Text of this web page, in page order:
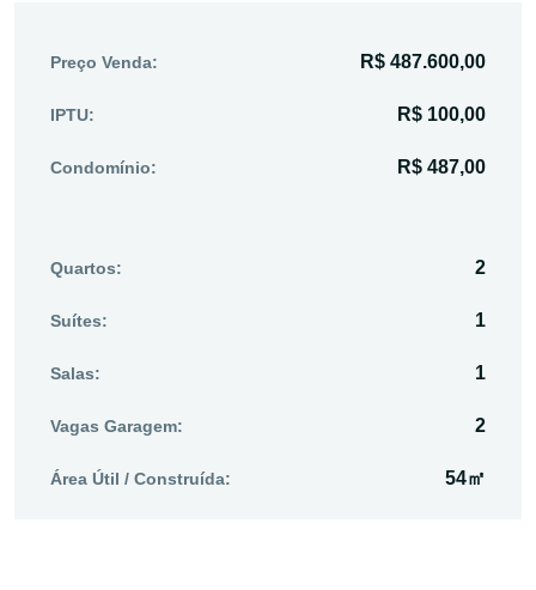
Preço Venda: R$ 487.600,00
IPTU: R$ 100,00
Condomínio: R$ 487,00
Quartos: 2
Suítes: 1
Salas: 1
Vagas Garagem: 2
Área Útil / Construída: 54㎡